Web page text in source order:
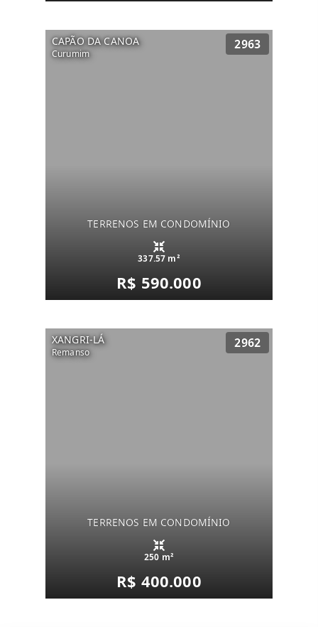
CAPÃO DA CANOA
Curumim
2963
TERRENOS EM CONDOMÍNIO
337.57 m²
R$ 590.000
XANGRI-LÁ
Remanso
2962
TERRENOS EM CONDOMÍNIO
250 m²
R$ 400.000